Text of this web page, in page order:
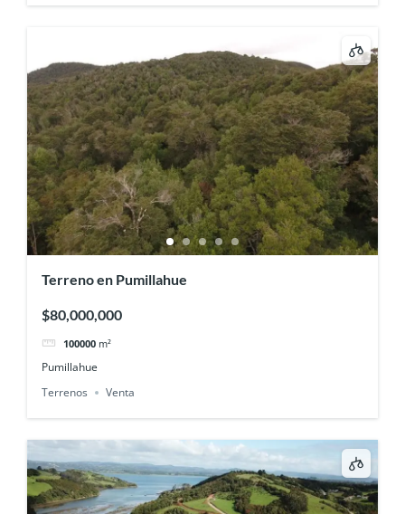
Terreno en Pumillahue
$80,000,000
100000 m²
Pumillahue
Terrenos
Venta